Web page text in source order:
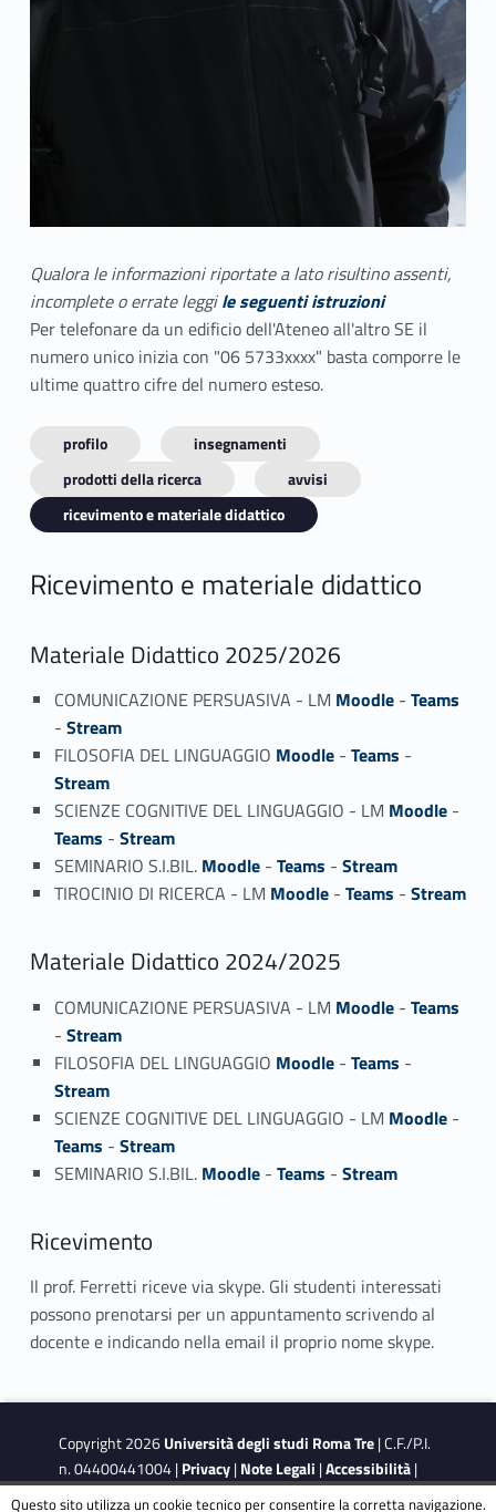
Qualora le informazioni riportate a lato risultino assenti,
incomplete o errate leggile seguenti istruzioni
Per telefonare da un edificio dell'Ateneo all'altro SE il
numero unico inizia con "06 5733xxxx" basta comporre le
ultime quattro cifre del numero esteso.
profilo
insegnamenti
prodotti della ricerca
avvisi
ricevimento e materiale didattico
Ricevimento e materiale didattico
Materiale Didattico 2025/2026
COMUNICAZIONE PERSUASIVA - LM Moodle- Teams
- Stream
FILOSOFIA DEL LINGUAGGIO Moodle- Teams -
Stream
SCIENZE COGNITIVE DEL LINGUAGGIO - LM Moodle-
Teams - Stream
SEMINARIO S.I.BIL. Moodle- Teams - Stream
TIROCINIO DI RICERCA - LM Moodle- Teams - Stream
Materiale Didattico 2024/2025
COMUNICAZIONE PERSUASIVA - LM Moodle- Teams
- Stream
FILOSOFIA DEL LINGUAGGIO Moodle- Teams -
Stream
SCIENZE COGNITIVE DEL LINGUAGGIO - LM Moodle-
Teams - Stream
SEMINARIO S.I.BIL. Moodle- Teams - Stream
Ricevimento
Il prof. Ferretti riceve via skype. Gli studenti interessati
possono prenotarsi per un appuntamento scrivendo al
docente e indicando nella email il proprio nome skype.
Copyright 2026Università degli studi Roma Tre| C.F./P.I.
n. 04400441004 |Privacy|Note Legali |Accessibilità|
Obiettivi di accessibilità
| Dichiarazione di accessibilità
Questo sito utilizza un cookie tecnico per consentire la corretta navigazione.